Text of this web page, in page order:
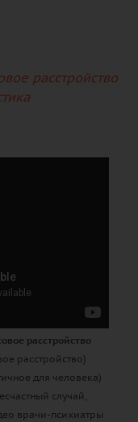
расстройство
расстройство
расстройство)
для человека)
случай,
врачи-психиатры